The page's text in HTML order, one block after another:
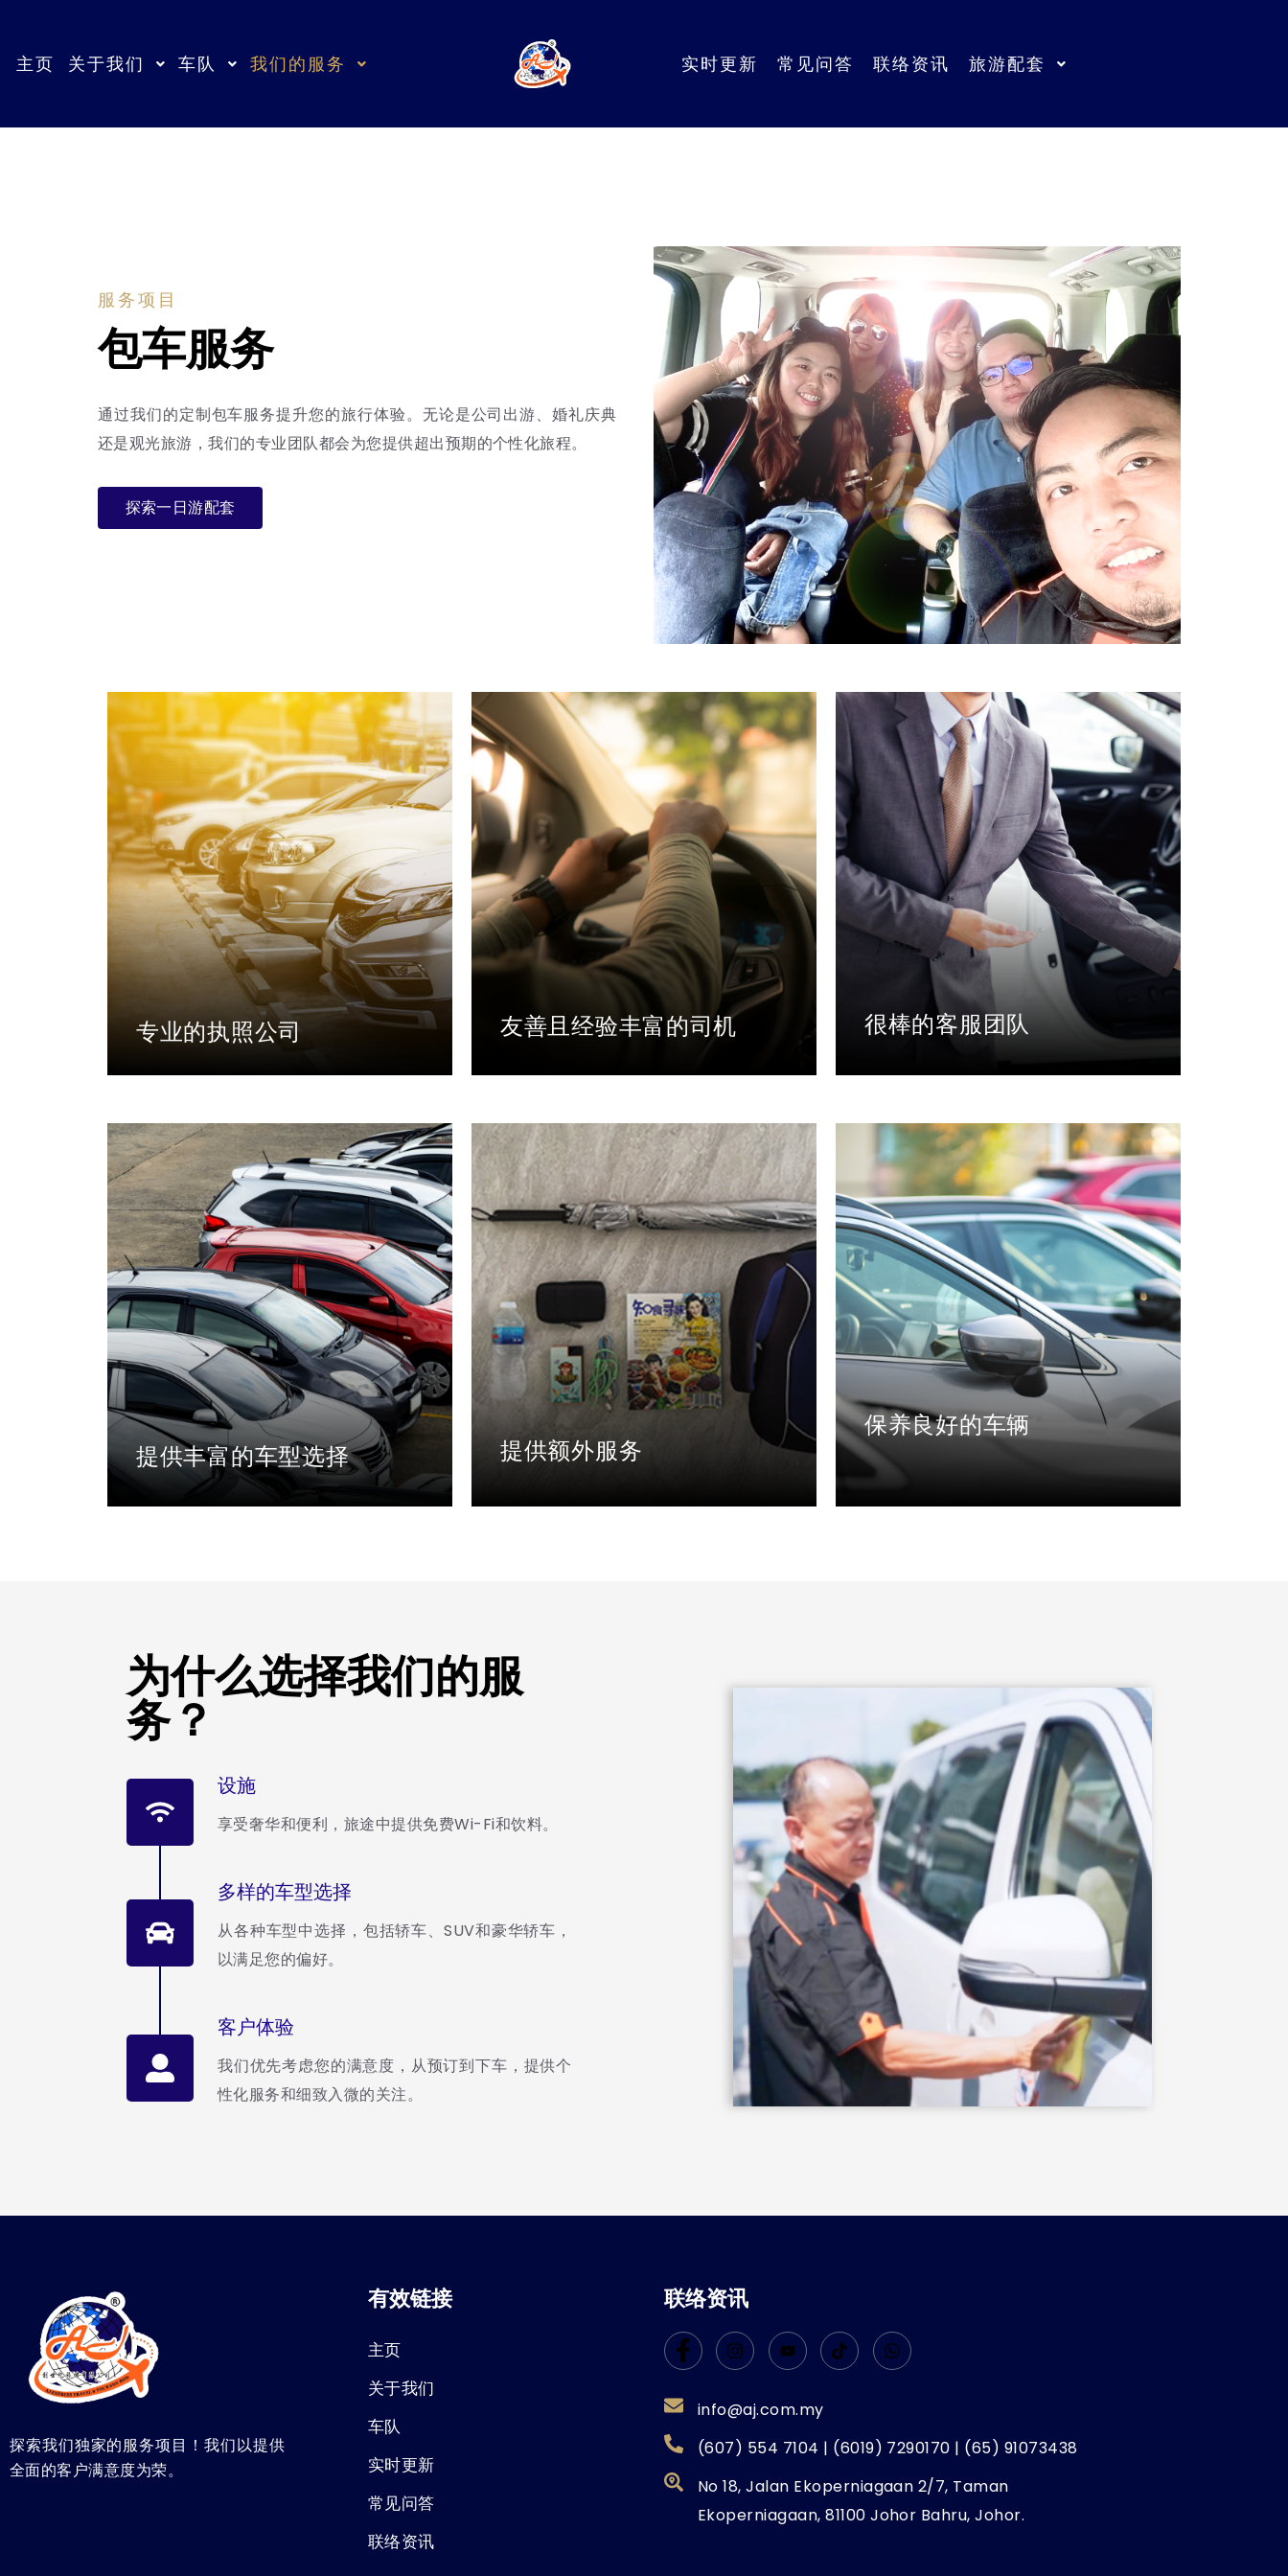
主页 关于我们 车队 我们的服务 实时更新 常见问答 联络资讯 旅游配套
服务项目
包车服务
通过我们的定制包车服务提升您的旅行体验。无论是公司出游、婚礼庆典
还是观光旅游，我们的专业团队都会为您提供超出预期的个性化旅程。
探索一日游配套
专业的执照公司
拥有KKKP、MATTA和SPAD许可。
友善且经验丰富的司机
我们对每位司机进行面试和背景调查。
很棒的客服团队
提供专属的24小时客户支持，协助您计划
整个旅程
提供丰富的车型选择 提供额外服务
保养良好的车辆
为什么选择我们的服
务？
设施
享受奢华和便利，旅途中提供免费Wi-Fi和饮料。
多样的车型选择
从各种车型中选择，包括轿车、SUV和豪华轿车，
以满足您的偏好。
客户体验
我们优先考虑您的满意度，从预订到下车，提供个
性化服务和细致入微的关注。
探索我们独家的服务项目！我们以提供
全面的客户满意度为荣。
有效链接
主页
关于我们
车队
实时更新
常见问答
联络资讯
联络资讯
info@aj.com.my
(607) 554 7104 | (6019) 7290170 | (65) 91073438
No 18, Jalan Ekoperniagaan 2/7, Taman
Ekoperniagaan, 81100 Johor Bahru, Johor.